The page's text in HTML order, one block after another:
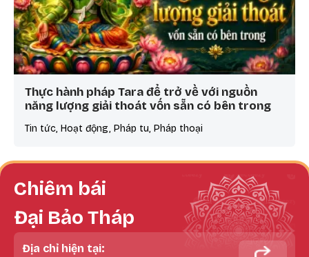
Thực hành pháp Tara để trở về với nguồn
năng lượng giải thoát vốn sẵn có bên trong
Tin tức, Hoạt động, Pháp tu, Pháp thoại
Chiêm bái
Đại Bảo Tháp
Địa chỉ hiện tại: